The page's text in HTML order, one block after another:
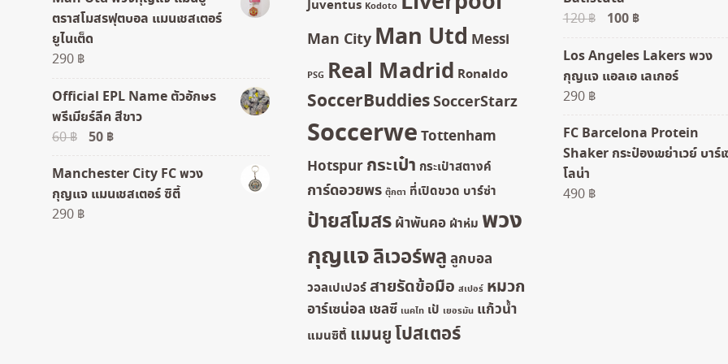
ตราสโมสรฟุตบอล แมนเชสเตอร์
ยูไนเต็ด
290 ฿
Official EPL Name ตัวอักษร
พรีเมียร์ลีค สีขาว
60฿
Original
was:
60 ฿.
50 ฿Current
is:
50 ฿.
Manchester City FC พวง
กุญแจ แมนเชสเตอร์ ซิตี้
290 ฿
Juventus Kodoto
Man City Man Utd Messi
PSG Real Madrid Ronaldo
SoccerBuddiesSoccerStarz
Soccerwe Tottenham
Hotspur กระเป๋า กระเป๋าสตางค์
การ์ดอวยพร ตุ๊กตา ที่เปิดขวด บาร์ซ่า
ป้ายสโมสร ผ้าพันคอ ผ้าห่ม พวง
กุญแจลิเวอร์พลู ลูกบอล
วอลเปเปอร์สายรัดข้อมือ สเปอร์ หมวก
อาร์เซน่อล เชลซี เนคไท เป้ เยอรมัน แก้วน้ำ
แมนซิตี้ แมนยูโปสเตอร์
120฿
Original
was:
120 ฿.
100 ฿Current
is:
100 ฿.
Los Angeles Lakers พวง
กุญแจ แอลเอ เลเกอร์
290 ฿
FC Barcelona Protein
Shaker กระป๋องเขย่าเวย์ บาร์
โลน่า
490 ฿